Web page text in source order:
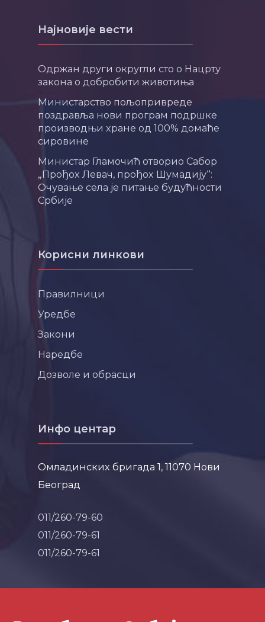
Најновије вести
Одржан други округли сто о Нацрту
закона о добробити животиња
Министарство пољопривреде
поздравља нови програм подршке
производњи хране од 100% домаће
сировине
Министар Гламочић отворио Сабор
„Прођох Левач, прођох Шумадију“:
Очување села је питање будућности
Србије
Корисни линкови
Правилници
Уредбе
Закони
Наредбе
Дозволе и обрасци
Инфо центар
Омладинских бригада 1, 11070 Нови
Београд
011/260-79-60
011/260-79-61
011/260-79-61